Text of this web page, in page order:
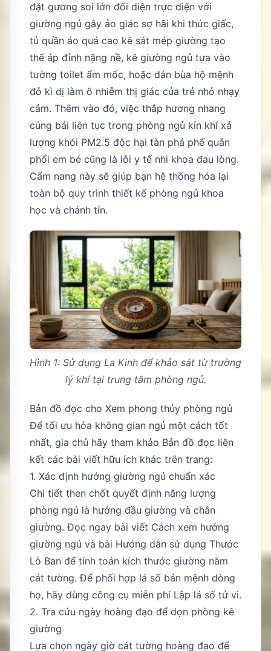
đặt gương soi lớn đối diện trực diện với
giường ngủ gây ảo giác sợ hãi khi thức giấc,
tủ quần áo quá cao kê sát mép giường tạo
thế áp đỉnh nặng nề, kê giường ngủ tựa vào
tường toilet ẩm mốc, hoặc dán bùa hộ mệnh
đỏ kì dị làm ô nhiễm thị giác của trẻ nhỏ nhạy
cảm. Thêm vào đó, việc thắp hương nhang
cúng bái liên tục trong phòng ngủ kín khí xả
lượng khói PM2.5 độc hại tàn phá phế quản
phổi em bé cũng là lỗi y tế nhi khoa đau lòng.
Cẩm nang này sẽ giúp bạn hệ thống hóa lại
toàn bộ quy trình thiết kế phòng ngủ khoa
học và chánh tín.
Hình 1: Sử dụng La Kinh để khảo sát từ trường
lý khí tại trung tâm phòng ngủ.
Bản đồ đọc cho Xem phong thủy phòng ngủ
Để tối ưu hóa không gian ngủ một cách tốt
nhất, gia chủ hãy tham khảo Bản đồ đọc liên
kết các bài viết hữu ích khác trên trang:
1. Xác định hướng giường ngủ chuẩn xác
Chi tiết then chốt quyết định năng lượng
phòng ngủ là hướng đầu giường và chân
giường. Đọc ngay bài viết Cách xem hướng
giường ngủ và bài Hướng dẫn sử dụng Thước
Lỗ Ban để tính toán kích thước giường nằm
cát tường. Để phối hợp lá số bản mệnh dòng
họ, hãy dùng công cụ miễn phí Lập lá số tử vi.
2. Tra cứu ngày hoàng đạo để dọn phòng kê
giường
Lựa chọn ngày giờ cát tường hoàng đạo để